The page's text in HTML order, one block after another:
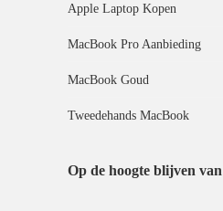
Apple Laptop Kopen
MacBook Pro Aanbieding
MacBook Goud
Tweedehands MacBook
Op de hoogte blijven van